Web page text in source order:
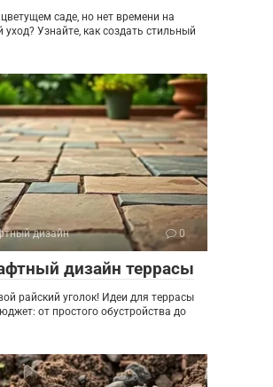
саде, но нет времени на
уход? Узнайте, как создать стильный
дизайн 0
дизайн террасы
райский уголок! Идеи для террасы
от простого обустройства до